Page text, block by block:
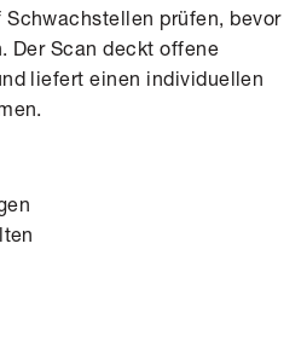
Schwachstellen prüfen, bevor
Der Scan deckt offene
liefert einen individuellen